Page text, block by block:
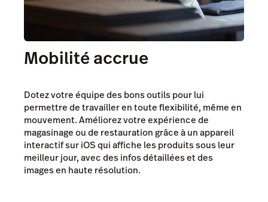
Mobilité accrue
Dotez votre équipe des bons outils pour lui
permettre de travailler en toute flexibilité, même en
mouvement. Améliorez votre expérience de
magasinage ou de restauration grâce à un appareil
interactif sur iOS qui affiche les produits sous leur
meilleur jour, avec des infos détaillées et des
images en haute résolution.